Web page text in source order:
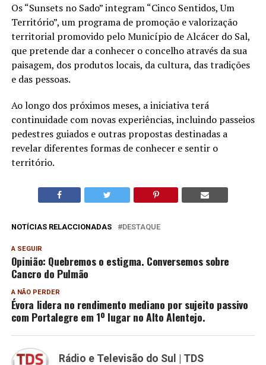
Os “Sunsets no Sado” integram “Cinco Sentidos, Um
Território”, um programa de promoção e valorização
territorial promovido pelo Município de Alcácer do Sal,
que pretende dar a conhecer o concelho através da sua
paisagem, dos produtos locais, da cultura, das tradições
e das pessoas.
Ao longo dos próximos meses, a iniciativa terá
continuidade com novas experiências, incluindo passeios
pedestres guiados e outras propostas destinadas a
revelar diferentes formas de conhecer e sentir o
território.
NOTÍCIAS RELACCIONADAS DESTAQUE
A SEGUIR
Opinião: Quebremos o estigma. Conversemos sobre
Cancro do Pulmão
A NÃO PERDER
Évora lidera no rendimento mediano por sujeito passivo
com Portalegre em 1º lugar no Alto Alentejo.
Rádio e Televisão do Sul | TDS